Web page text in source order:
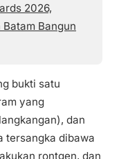
2026,
Bangun
bukti satu
yang
dan
tersangka dibawa
rontgen, dan